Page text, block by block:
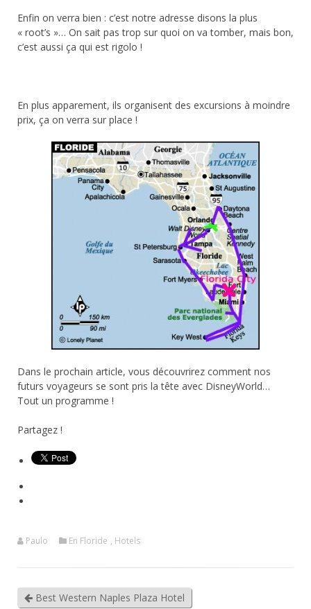
Enfin on verra bien : c’est notre adresse disons la plus
« root’s »… On sait pas trop sur quoi on va tomber, mais bon,
c’est aussi ça qui est rigolo !
En plus apparement, ils organisent des excursions à moindre
prix, ça on verra sur place !
Dans le prochain article, vous découvrirez comment nos
futurs voyageurs se sont pris la tête avec DisneyWorld…
Tout un programme !
Partagez !
Paulo En Floride , Hotels
Best Western Naples Plaza Hotel